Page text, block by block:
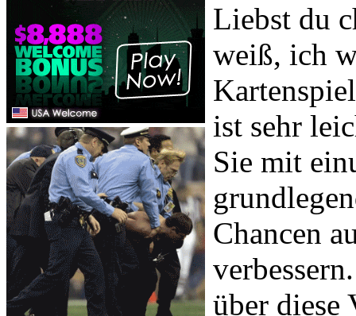
Liebst du
weiß, ich
ist sehr
Sie mit
Chancen
über diese